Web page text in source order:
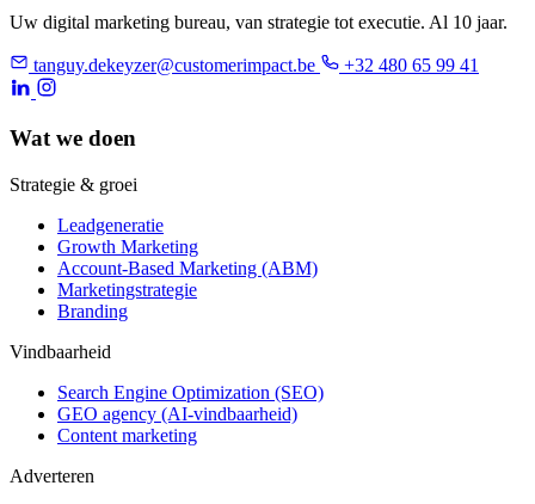
Uw digital marketing bureau, van strategie tot executie. Al 10 jaar.
tanguy.dekeyzer@customerimpact.be +32 480 65 99 41
Wat we doen
Strategie & groei
Leadgeneratie
Growth Marketing
Account-Based Marketing (ABM)
Marketingstrategie
Branding
Vindbaarheid
Search Engine Optimization (SEO)
GEO agency (AI-vindbaarheid)
Content marketing
Adverteren